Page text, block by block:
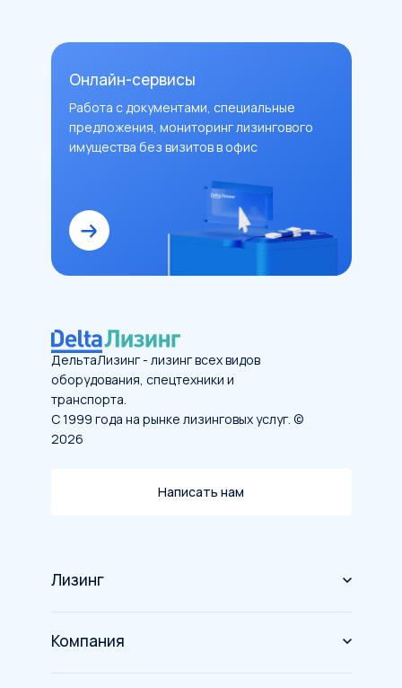
Онлайн-сервисы
Работа с документами, специальные
предложения, мониторинг лизингового
имущества без визитов в офис
ДельтаЛизинг - лизинг всех видов
оборудования, спецтехники и
транспорта.
С 1999 года на рынке лизинговых услуг. ©
2026
Написать нам
Лизинг
Оборудование
Спецтехника
Грузовой транспорт
Компания
О компании